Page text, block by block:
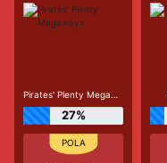
Pirates' Plenty Megaways
27%